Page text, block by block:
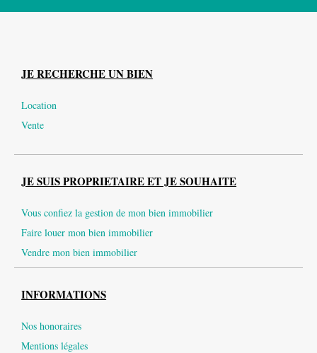
JE RECHERCHE UN BIEN
Location
Vente
JE SUIS PROPRIETAIRE ET JE SOUHAITE
Vous confiez la gestion de mon bien immobilier
Faire louer mon bien immobilier
Vendre mon bien immobilier
INFORMATIONS
Nos honoraires
Mentions légales